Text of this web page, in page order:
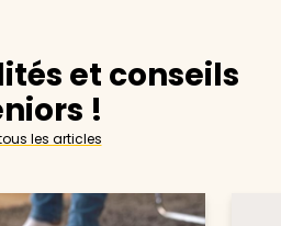
et conseils
!
les articles